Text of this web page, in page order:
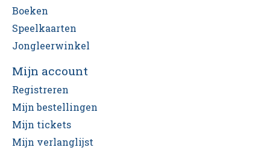
Boeken
Speelkaarten
Jongleerwinkel
Mijn account
Registreren
Mijn bestellingen
Mijn tickets
Mijn verlanglijst